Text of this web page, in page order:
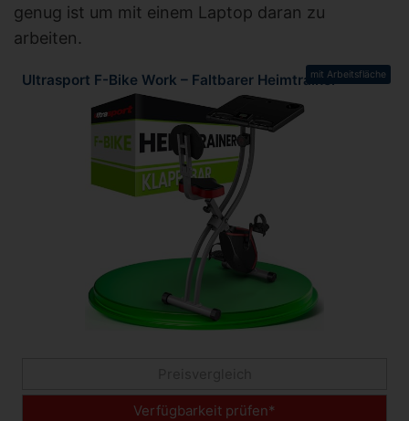
genug ist um mit einem Laptop daran zu
arbeiten.
mit Arbeitsfläche
Ultrasport F-Bike Work – Faltbarer Heimtrainer
Verfügbarkeit prüfen*